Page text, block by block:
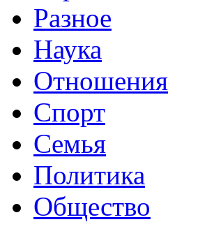
Разное
Наука
Отношения
Спорт
Семья
Политика
Общество